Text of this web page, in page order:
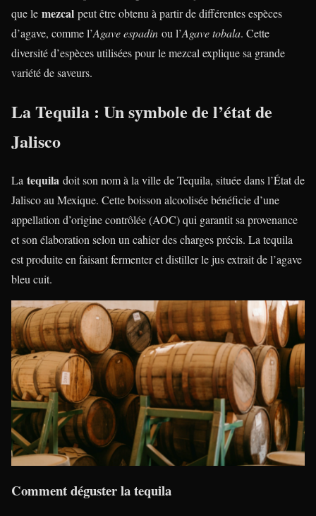
que le mezcal peut être obtenu à partir de différentes espèces
d’agave, comme l’Agave espadin ou l’Agave tobala. Cette
diversité d’espèces utilisées pour le mezcal explique sa grande
variété de saveurs.
La Tequila : Un symbole de l’état de
Jalisco
La tequila doit son nom à la ville de Tequila, située dans l’État de
Jalisco au Mexique. Cette boisson alcoolisée bénéficie d’une
appellation d’origine contrôlée (AOC) qui garantit sa provenance
et son élaboration selon un cahier des charges précis. La tequila
est produite en faisant fermenter et distiller le jus extrait de l’agave
bleu cuit.
Comment déguster la tequila